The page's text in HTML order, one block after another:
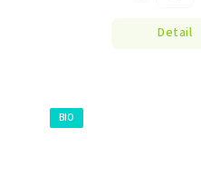
Detail
BIO